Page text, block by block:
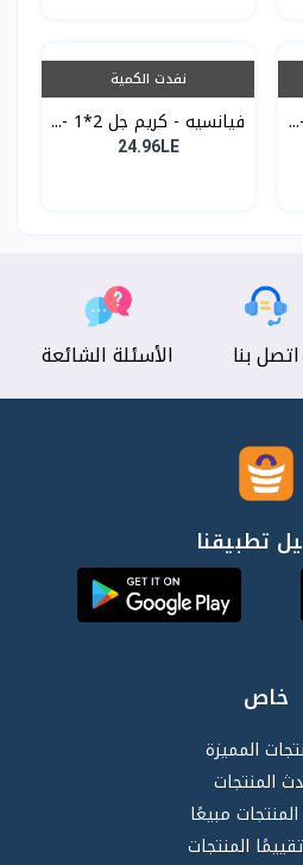
نفدت الكمية
فيانسيه - كريم جل 2*1 -...
24.96LE
اتصل بنا
الأسئلة الشائعة
تطبيقنا
خاص
المميزة
المنتجات
مبيعًا
المنتجات